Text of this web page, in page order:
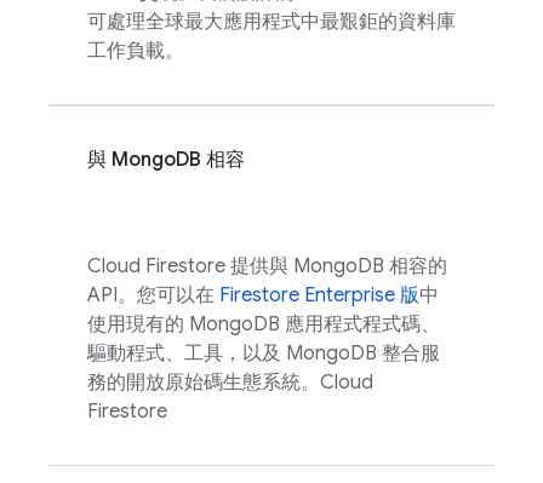
可處理全球最大應用程式中最艱鉅的資料庫
工作負載。
與 MongoDB 相容
Cloud Firestore 提供與 MongoDB 相容的
API。您可以在 Firestore Enterprise 版中
使用現有的 MongoDB 應用程式程式碼、
驅動程式、工具，以及 MongoDB 整合服
務的開放原始碼生態系統。 Cloud
Firestore